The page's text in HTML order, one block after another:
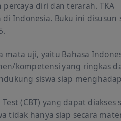
diri dan terarah. TKA
Indonesia. Buku ini disusun
uji, yaitu Bahasa
kompetensi yang ringkas
siswa siap
(CBT) yang dapat diakses
tidak hanya siap secara